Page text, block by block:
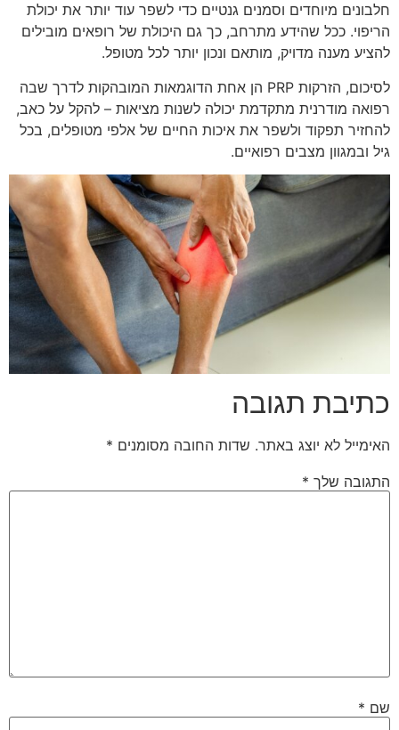
חלבונים מיוחדים וסמנים גנטיים כדי לשפר עוד יותר את יכולת
הריפוי. ככל שהידע מתרחב, כך גם היכולת של רופאים מובילים
להציע מענה מדויק, מותאם ונכון יותר לכל מטופל.
לסיכום, הזרקות PRP הן אחת הדוגמאות המובהקות לדרך שבה
רפואה מודרנית מתקדמת יכולה לשנות מציאות – להקל על כאב,
להחזיר תפקוד ולשפר את איכות החיים של אלפי מטופלים, בכל
גיל ובמגוון מצבים רפואיים.
כתיבת תגובה
האימייל לא יוצג באתר. שדות החובה מסומנים *
התגובה שלך *
שם *